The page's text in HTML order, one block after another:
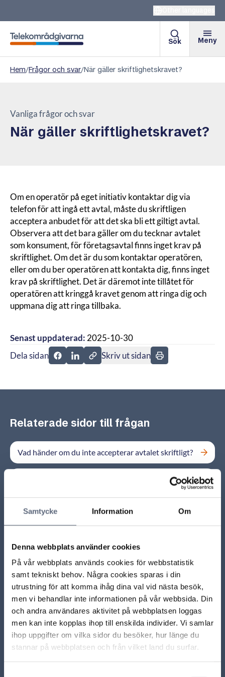
Samtycke Information Om
Denna webbplats använder cookies
På vår webbplats används cookies för webbstatistik
samt tekniskt behov. Några cookies sparas i din
utrustning för att komma ihåg dina val vid nästa besök,
men vi behandlar inte informationen på vår webbsida. Din
och andra användares aktivitet på webbplatsen loggas
men kan inte kopplas ihop till enskilda individer. Vi samlar
ihop uppgifter om vilka sidor du besöker, hur länge du
stannar på webbplatsen och från vilket land du surfar.
Telekområdgivarna
Sök Meny
Hem/Frågor och svar/När gäller skriftlighetskravet?
Vanliga frågor och svar
När gäller skriftlighetskravet?
Om en operatör på eget initiativ kontaktar dig via
telefon för att ingå ett avtal, måste du skriftligen
acceptera anbudet för att det ska bli ett giltigt avtal.
Observera att det bara gäller om du tecknar avtalet
som konsument, för företagsavtal finns inget krav på
skriftlighet. Om det är du som kontaktar operatören,
eller om du ber operatören att kontakta dig, finns inget
krav på skriftlighet. Det är däremot inte tillåtet för
operatören att kringgå kravet genom att ringa dig och
uppmana dig att ringa tillbaka.
Senast uppdaterad: 2025-10-30
Dela sidan
Dela sidan på Facebook
Dela sidan på Linkedin
Skriv ut sidan
Relaterade sidor till frågan
Vad händer om du inte accepterar avtalet skriftligt?
Om det krävs ett skriftligt godkännande, ska
samtalet ändå spelas in?
Kan jag bli bunden utan att ha beställt någonting?
Vad menas med skriftligt avtal?
Att teckna avtal om fiberdragning
Ladda mer